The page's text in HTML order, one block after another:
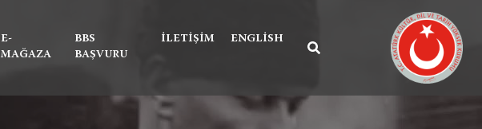
E-
MAĞAZA
BBS
BAŞVURU
İLETIŞIM ENGLISH